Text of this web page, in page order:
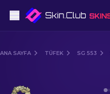
Tüfek
ANA SAYFA TÜFEK SG 553